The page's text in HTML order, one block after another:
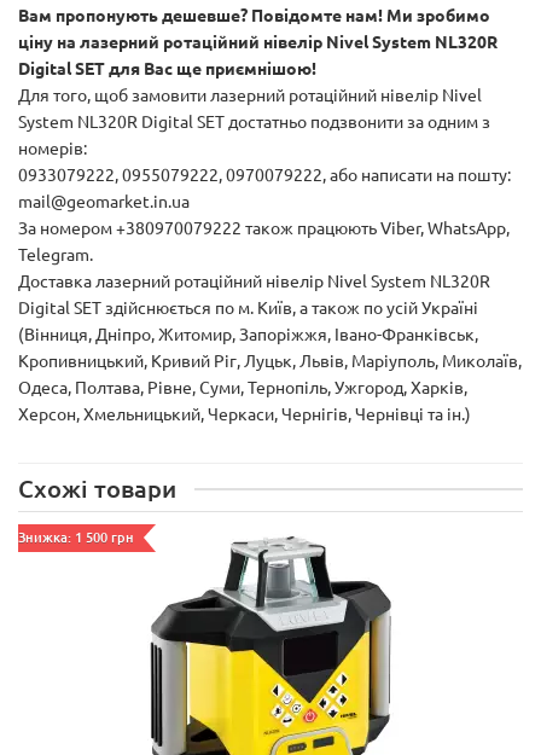
Вам пропонують дешевше? Повідомте нам! Ми зробимо
ціну на лазерний ротаційний нівелір Nivel System NL320R
Digital SET для Вас ще приємнішою!
Для того, щоб замовити лазерний ротаційний нівелір Nivel
System NL320R Digital SET достатньо подзвонити за одним з
номерів:
0933079222, 0955079222, 0970079222, або написати на пошту:
mail@geomarket.in.ua
За номером +380970079222 також працюють Viber, WhatsApp,
Telegram.
Доставка лазерний ротаційний нівелір Nivel System NL320R
Digital SET здійснюється по м. Київ, а також по усій Україні
(Вінниця, Дніпро, Житомир, Запоріжжя, Івано-Франківськ,
Кропивницький, Кривий Ріг, Луцьк, Львів, Маріуполь, Миколаїв,
Одеса, Полтава, Рівне, Суми, Тернопіль, Ужгород, Харків,
Херсон, Хмельницький, Черкаси, Чернігів, Чернівці та ін.)
Схожі товари
Знижка: 1 500 грн